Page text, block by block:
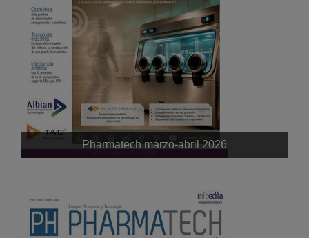
Pharmatech marzo-abril 2026